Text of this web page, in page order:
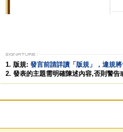
1. 版規: 發言前請詳讀「版規」，違規
2. 發表的主題需明確陳述內容,否則警告